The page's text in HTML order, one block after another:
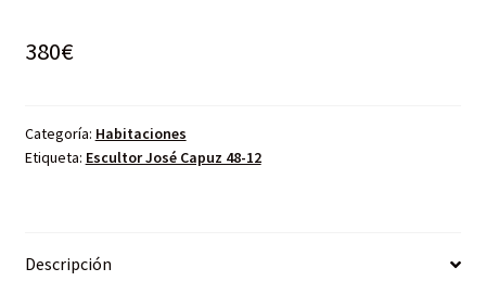
380€
Categoría: Habitaciones
Etiqueta: Escultor José Capuz 48-12
Descripción